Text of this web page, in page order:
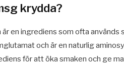
krydda?
en ingrediens som ofta
och är en naturlig
för att öka smaken och ge